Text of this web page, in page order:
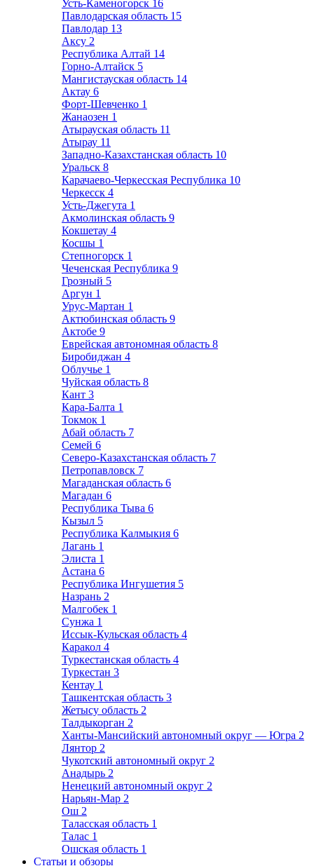
Усть-Каменогорск 16
Павлодарская область 15
Павлодар 13
Аксу 2
Республика Алтай 14
Горно-Алтайск 5
Мангистауская область 14
Актау 6
Форт-Шевченко 1
Жанаозен 1
Атырауская область 11
Атырау 11
Западно-Казахстанская область 10
Уральск 8
Карачаево-Черкесская Республика 10
Черкесск 4
Усть-Джегута 1
Акмолинская область 9
Кокшетау 4
Косшы 1
Степногорск 1
Чеченская Республика 9
Грозный 5
Аргун 1
Урус-Мартан 1
Актюбинская область 9
Актобе 9
Еврейская автономная область 8
Биробиджан 4
Облучье 1
Чуйская область 8
Кант 3
Кара-Балта 1
Токмок 1
Абай область 7
Семей 6
Северо-Казахстанская область 7
Петропавловск 7
Магаданская область 6
Магадан 6
Республика Тыва 6
Кызыл 5
Республика Калмыкия 6
Лагань 1
Элиста 1
Астана 6
Республика Ингушетия 5
Назрань 2
Малгобек 1
Сунжа 1
Иссык-Кульская область 4
Каракол 4
Туркестанская область 4
Туркестан 3
Кентау 1
Ташкентская область 3
Жетысу область 2
Талдыкорган 2
Ханты-Мансийский автономный округ — Югра 2
Лянтор 2
Чукотский автономный округ 2
Анадырь 2
Ненецкий автономный округ 2
Нарьян-Мар 2
Ош 2
Таласская область 1
Талас 1
Ошская область 1
Статьи и обзоры